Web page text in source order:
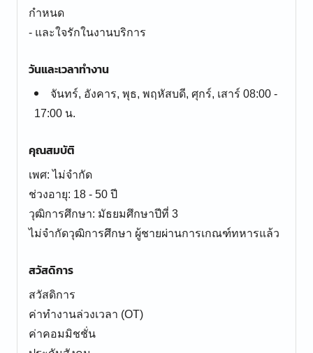
กำหนด
วันและเวลาทำงาน
จันทร์, อังคาร, พุธ, พฤหัสบดี, ศุกร์, เสาร์ 08:00 -
17:00 น.
คุณสมบัติ
เพศ: ไม่จำกัด
ช่วงอายุ: 18 - 50 ปี
วุฒิการศึกษา: มัธยมศึกษาปีที่ 3
ไม่จำกัดวุฒิการศึกษา ผู้ชายผ่านการเกณฑ์ทหารแล้ว
สวัสดิการ
สวัสดิการ
ค่าทำงานล่วงเวลา (OT)
ค่าคอมมิชชั่น